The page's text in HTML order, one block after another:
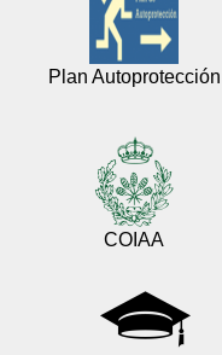
Plan Autoprotección
COIAA